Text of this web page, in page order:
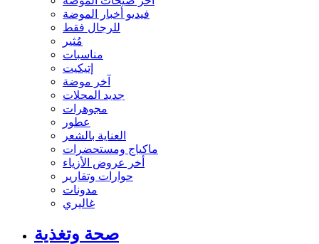
فيديو أخبار الموضة
للرجال فقط
مُثير
مناسبات
إتيكيت
آخر موضة
جديد المحلات
مجوهرات
عطور
العناية بالشعر
ماكياج ومستحضرات
أخر عروض الأزياء
حوارات وتقارير
مدونات
غاليري
صحة وتغذية